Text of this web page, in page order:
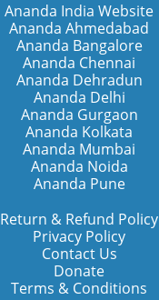
Ananda India Website
Ananda Ahmedabad
Ananda Bangalore
Ananda Chennai
Ananda Dehradun
Ananda Delhi
Ananda Gurgaon
Ananda Kolkata
Ananda Mumbai
Ananda Noida
Ananda Pune
Return & Refund Policy
Privacy Policy
Contact Us
Donate
Terms & Conditions